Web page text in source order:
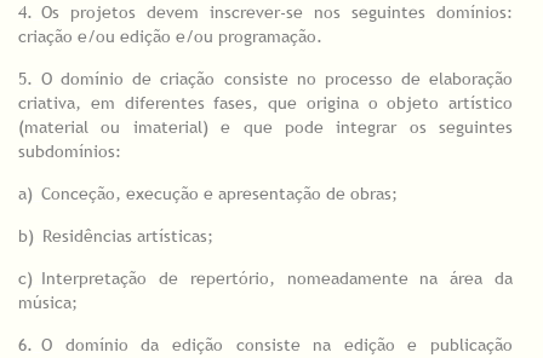
4. Os projetos devem inscrever-se nos seguintes domínios:
criação e/ou edição e/ou programação.
5. O domínio de criação consiste no processo de elaboração
criativa, em diferentes fases, que origina o objeto artístico
(material ou imaterial) e que pode integrar os seguintes
subdomínios:
a) Conceção, execução e apresentação de obras;
b) Residências artísticas;
c) Interpretação de repertório, nomeadamente na área da
música;
6. O domínio da edição consiste na edição e publicação